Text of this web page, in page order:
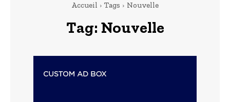
Accueil Tags Nouvelle
Tag: Nouvelle